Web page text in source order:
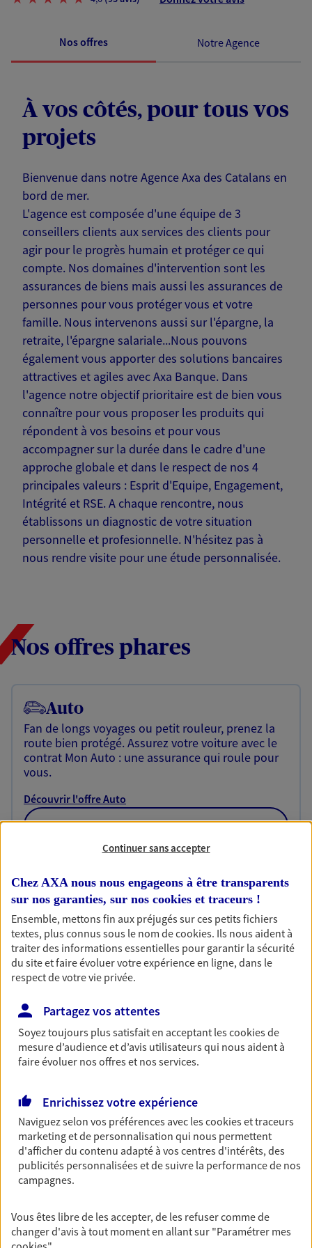
Nos offres Notre Agence
À vos côtés, pour tous vos
projets
Bienvenue dans notre Agence Axa des Catalans en
bord de mer.
L'agence est composée d'une équipe de 3
conseillers clients aux services des clients pour
agir pour le progrès humain et protéger ce qui
compte. Nos domaines d'intervention sont les
assurances de biens mais aussi les assurances de
personnes pour vous protéger vous et votre
famille. Nous intervenons aussi sur l'épargne, la
retraite, l'épargne salariale...Nous pouvons
également vous apporter des solutions bancaires
attractives et agiles avec Axa Banque. Dans
l'agence notre objectif prioritaire est de bien vous
connaître pour vous proposer les produits qui
répondent à vos besoins et pour vous
accompagner sur la durée dans le cadre d'une
approche globale et dans le respect de nos 4
principales valeurs : Esprit d'Equipe, Engagement,
Intégrité et RSE. A chaque rencontre, nous
établissons un diagnostic de votre situation
personnelle et profesionnelle. N'hésitez pas à
nous rendre visite pour une étude personnalisée.
Nos offres phares
Auto
Fan de longs voyages ou petit rouleur, prenez la
route bien protégé. Assurez votre voiture avec le
contrat Mon Auto : une assurance qui roule pour
vous.
Découvrir l'offre Auto
OBTENIR UN TARIF EN LIGNE
Habitation
Votre logement est unique, comme vous. Le
contrat Ma Maison assure votre sérénité en
protégeant ce qui vous tient à coeur.
Découvrir l'offre Habitation
OBTENIR UN TARIF EN LIGNE
Garantie Accidents de la Vie
Bricoleuse, féru de jardinage, pâtissier en herbe
Accident, protégez votre qualité de vie et vos
revenus.
Découvrir l'offre Garantie Accidents de la Vie
OBTENIR UN TARIF EN LIGNE
Multirisque Entreprise
Gagnez en simplicité et en sérénité avec votre
Continuer sans accepter
Chez AXA nous nous engageons à être transparents
sur nos garanties, sur nos cookies et traceurs !
Ensemble, mettons fin aux préjugés sur ces petits fichiers
textes, plus connus sous le nom decookies. Ils nous aident à
traiter des informations essentielles pour garantir la sécurité
du site et faire évoluer votre expérience en ligne, dans le
respect de votre vie privée.
Partagez vos attentes
Soyez toujours plus satisfait en acceptant lescookiesde
mesure d’audience et d’avis utilisateurs qui nous aident à
faire évoluer nos offres et nos services.
Enrichissez votre expérience
Naviguez selon vos préférences avec lescookies et traceurs
marketing et de personnalisation qui nous permettent
d'afficher du contenu adapté à vos centres d'intérêts, des
publicités personnalisées et de suivre la performance de nos
campagnes.
Vous êtes libre de les accepter, de les refuser comme de
changer d'avis à tout moment en allant sur "Paramétrer mes